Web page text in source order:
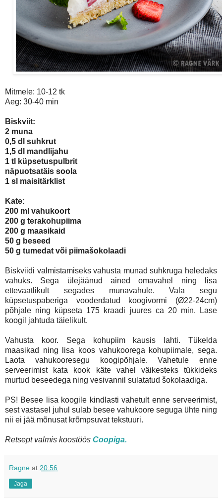
Mitmele: 10-12 tk
Aeg: 30-40 min
Biskviit:
2 muna
0,5 dl suhkrut
1,5 dl mandlijahu
1 tl küpsetuspulbrit
näpuotsatäis soola
1 sl maisitärklist
Kate:
200 ml vahukoort
200 g terakohupiima
200 g maasikaid
50 g beseed
50 g tumedat või piimašokolaadi
Biskviidi valmistamiseks vahusta munad suhkruga heledaks
vahuks. Sega ülejäänud ained omavahel ning lisa
ettevaatlikult segades munavahule. Vala segu
küpsetuspaberiga vooderdatud koogivormi (Ø22-24cm)
põhjale ning küpseta 175 kraadi juures ca 20 min. Lase
koogil jahtuda täielikult.
Vahusta koor. Sega kohupiim kausis lahti. Tükelda
maasikad ning lisa koos vahukoorega kohupiimale, sega.
Laota vahukooresegu koogipõhjale. Vahetule enne
serveerimist kata kook käte vahel väikesteks tükkideks
murtud beseedega ning vesivannil sulatatud šokolaadiga.
PS! Besee lisa koogile kindlasti vahetult enne serveerimist,
sest vastasel juhul sulab besee vahukoore seguga ühte ning
nii ei jää mõnusat krõmpsuvat tekstuuri.
Retsept valmis koostöös Coopiga.
Ragne at 20:56
Jaga